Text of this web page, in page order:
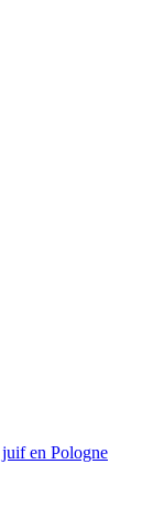
en Pologne